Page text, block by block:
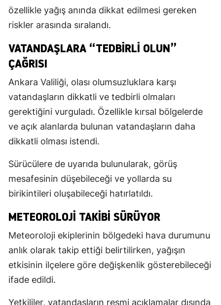
özellikle yağış anında dikkat edilmesi gereken
riskler arasında sıralandı.
VATANDAŞLARA “TEDBIRLI OLUN”
ÇAĞRISI
Ankara Valiliği, olası olumsuzluklara karşı
vatandaşların dikkatli ve tedbirli olmaları
gerektiğini vurguladı. Özellikle kırsal bölgelerde
ve açık alanlarda bulunan vatandaşların daha
dikkatli olması istendi.
Sürücülere de uyarıda bulunularak, görüş
mesafesinin düşebileceği ve yollarda su
birikintileri oluşabileceği hatırlatıldı.
METEOROLOJI TAKIBI SÜRÜYOR
Meteoroloji ekiplerinin bölgedeki hava durumunu
anlık olarak takip ettiği belirtilirken, yağışın
etkisinin ilçelere göre değişkenlik gösterebileceği
ifade edildi.
Yetkililer, vatandaşların resmi açıklamalar dışında